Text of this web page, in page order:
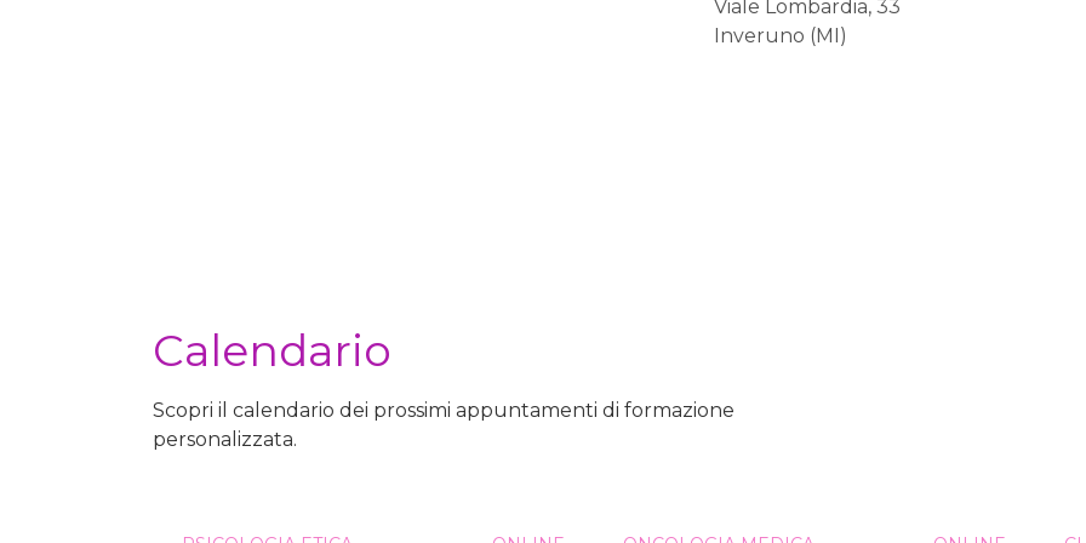
Viale Lombardia, 33
Inveruno (MI)
Calendario
Scopri il calendario dei prossimi appuntamenti di formazione
personalizzata.